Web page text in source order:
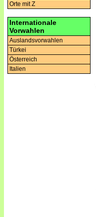
Orte mit Z
Internationale
Vorwahlen
Auslandsvorwahlen
Türkei
Österreich
Italien